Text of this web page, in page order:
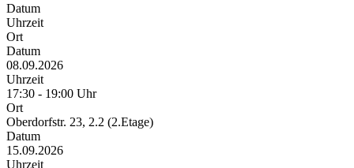
Datum
Uhrzeit
Ort
Datum
08.09.2026
Uhrzeit
17:30 - 19:00 Uhr
Ort
Oberdorfstr. 23, 2.2 (2.Etage)
Datum
15.09.2026
Uhrzeit